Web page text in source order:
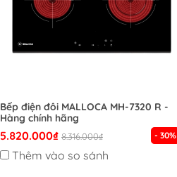
Bếp điện đôi MALLOCA MH-7320 R -
Hàng chính hãng
5.820.000₫ 8.316.000₫ - 30%
Thêm vào so sánh